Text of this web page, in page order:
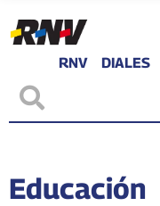
RNV DIALES
Educación